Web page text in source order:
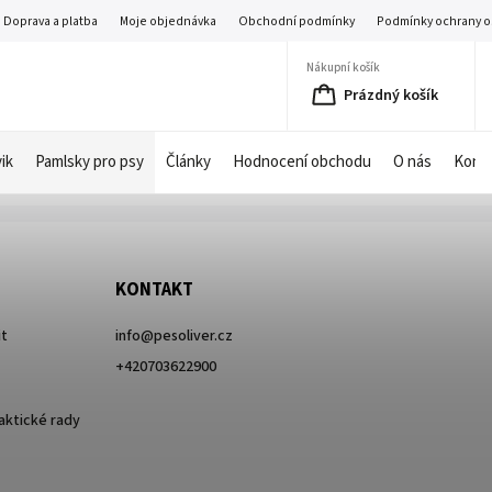
Doprava a platba Moje objednávka Obchodní podmínky Podmínky ochrany
Nákupní košík
Prázdný košík
Pamlsky pro psy Články Hodnocení obchodu O nás
rady
KONTAKT
info@pesoliver.cz
+420703622900